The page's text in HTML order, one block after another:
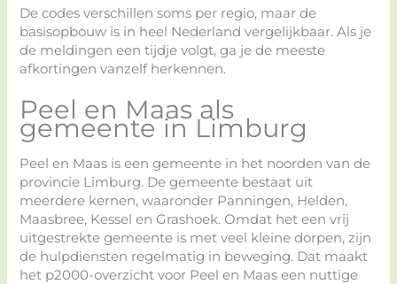
De codes verschillen soms per regio, maar de
basisopbouw is in heel Nederland vergelijkbaar. Als je
de meldingen een tijdje volgt, ga je de meeste
afkortingen vanzelf herkennen.
Peel en Maas als
gemeente in Limburg
Peel en Maas is een gemeente in het noorden van de
provincie Limburg. De gemeente bestaat uit
meerdere kernen, waaronder Panningen, Helden,
Maasbree, Kessel en Grashoek. Omdat het een vrij
uitgestrekte gemeente is met veel kleine dorpen, zijn
de hulpdiensten regelmatig in beweging. Dat maakt
het p2000-overzicht voor Peel en Maas een nuttige